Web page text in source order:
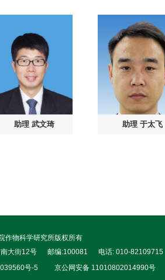
助理武文琦 助理于太飞
作物科学研究所版权所有
大街12号
邮编:100081 电话: 010-82109715
号-5
京公网安备 11010802014990号